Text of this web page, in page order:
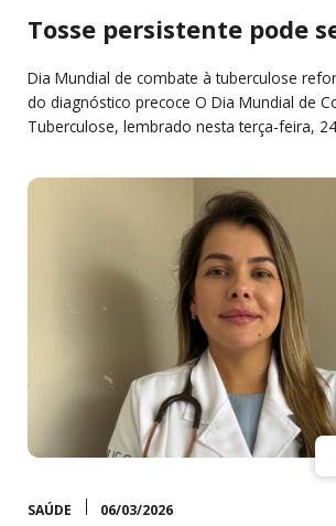
Tosse persistente pode
Dia Mundial de combate à tuberculose
do diagnóstico precoce O Dia Mundial de
Tuberculose, lembrado nesta terça-feira,
SAÚDE 06/03/2026